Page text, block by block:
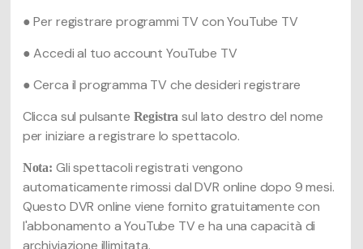
● Per registrare programmi TV con YouTube TV
● Accedi al tuo account YouTube TV
● Cerca il programma TV che desideri registrare
Clicca sul pulsante Registra sul lato destro del nome
per iniziare a registrare lo spettacolo.
Nota: Gli spettacoli registrati vengono
automaticamente rimossi dal DVR online dopo 9 mesi.
Questo DVR online viene fornito gratuitamente con
l'abbonamento a YouTube TV e ha una capacità di